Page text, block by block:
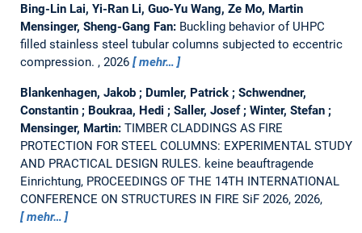
Bing-Lin Lai, Yi-Ran Li, Guo-Yu Wang, Ze Mo, Martin
Mensinger, Sheng-Gang Fan: Buckling behavior of UHPC
filled stainless steel tubular columns subjected to eccentric
compression. , 2026 mehr…
Blankenhagen, Jakob ; Dumler, Patrick ; Schwendner,
Constantin ; Boukraa, Hedi ; Saller, Josef ; Winter, Stefan ;
Mensinger, Martin: TIMBER CLADDINGS AS FIRE
PROTECTION FOR STEEL COLUMNS: EXPERIMENTAL STUDY
AND PRACTICAL DESIGN RULES. keine beauftragende
Einrichtung, PROCEEDINGS OF THE 14TH INTERNATIONAL
CONFERENCE ON STRUCTURES IN FIRE SiF 2026, 2026,
mehr…